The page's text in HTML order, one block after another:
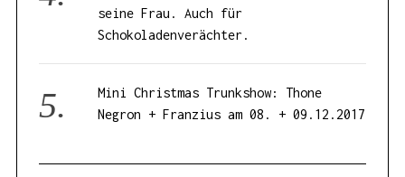
seine Frau. Auch für
Schokoladenverächter.
Mini Christmas Trunkshow: Thone
Negron + Franzius am 08. + 09.12.2017